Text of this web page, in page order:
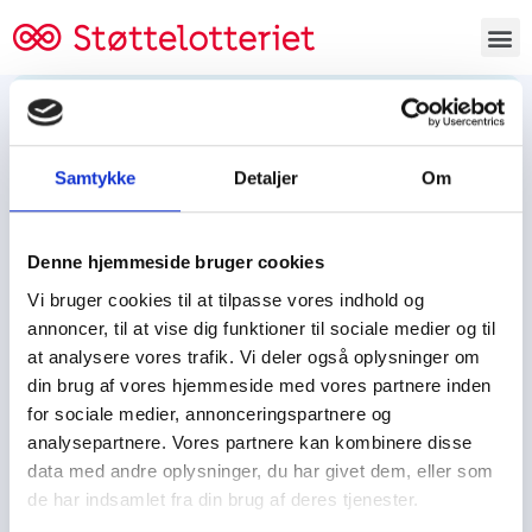
Samtykke Detaljer Om
Denne hjemmeside bruger cookies
Vi bruger cookies til at tilpasse vores indhold og
annoncer, til at vise dig funktioner til sociale medier og til
at analysere vores trafik. Vi deler også oplysninger om
din brug af vores hjemmeside med vores partnere inden
for sociale medier, annonceringspartnere og
analysepartnere. Vores partnere kan kombinere disse
data med andre oplysninger, du har givet dem, eller som
de har indsamlet fra din brug af deres tjenester.
Tjen penge og støt
Tjen penge til:
Spejdere/spejdergruppen/FDF’ere, m.fl.
Kontor
Tjenpengeogstoet.dk
Ejby Industrivej 91
DK – 2600 Glostrup
CVR: 19347508